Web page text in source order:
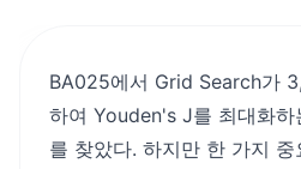
BA025에서 Grid Search가
하여 Youden's J를 최대화하
를 찾았다. 하지만 한 가지